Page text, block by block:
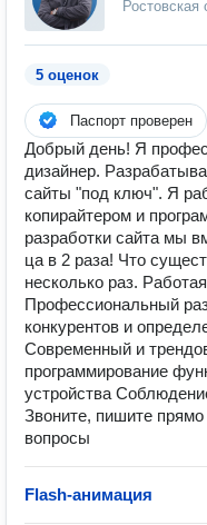
Ростовская
5 оценок
Паспорт проверен
Добрый день! Я
дизайнер.
сайты "под ключ". Я
копирайтером и
разработки сайта мы
ца в 2 раза! Что
несколько раз.
Профессиональный
конкурентов и
Современный и
программирование
устройства
Звоните, пишите
вопросы
Flash-анимация